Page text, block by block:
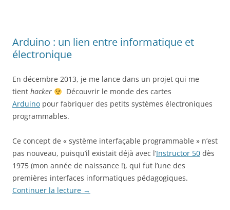
Arduino : un lien entre informatique et
électronique
En décembre 2013, je me lance dans un projet qui me
tient hacker
Découvrir le monde des cartes
Arduino pour fabriquer des petits systèmes électroniques
programmables.
Ce concept de « système interfaçable programmable » n’est
pas nouveau, puisqu’il existait déjà avec l’Instructor 50 dès
1975 (mon année de naissance !), qui fut l’une des
premières interfaces informatiques pédagogiques.
Continuer la lecture →